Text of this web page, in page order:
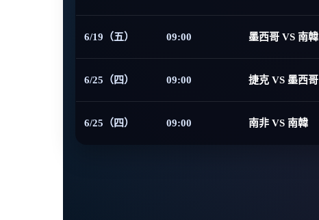
6/19（五） 09:00 墨西哥 VS 南韓
6/25（四） 09:00 捷克 VS 墨西哥
6/25（四） 09:00 南非 VS 南韓